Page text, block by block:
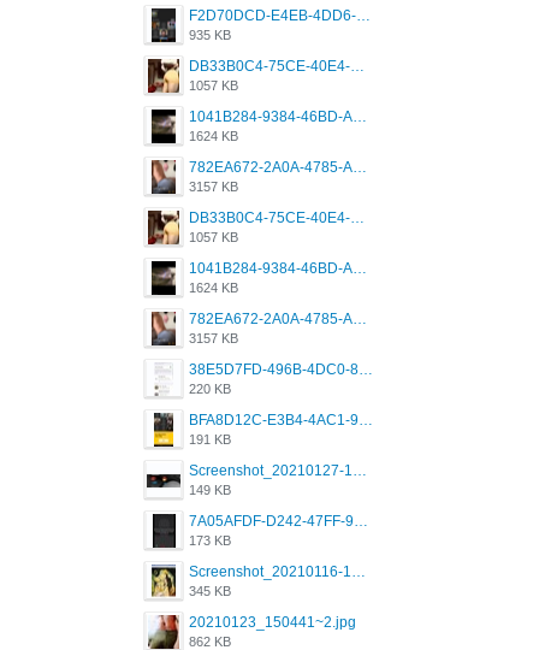
F2D70DCD-E4EB-4DD6-B5E2-B307012546D7.png
935 KB
DB33B0C4-75CE-40E4-A6AC-0197671C4DF7.jpeg
1057 KB
1041B284-9384-46BD-A8D2-2905F5837CAA.png
1624 KB
782EA672-2A0A-4785-A337-4340E4AFEE7A.png
3157 KB
DB33B0C4-75CE-40E4-A6AC-0197671C4DF7.jpeg
1057 KB
1041B284-9384-46BD-A8D2-2905F5837CAA.png
1624 KB
782EA672-2A0A-4785-A337-4340E4AFEE7A.png
3157 KB
38E5D7FD-496B-4DC0-8693-3830613F02E3.jpeg
220 KB
BFA8D12C-E3B4-4AC1-945A-A4F53D5ECE14.jpeg
191 KB
Screenshot_20210127-191056_Grindr.jpg
149 KB
7A05AFDF-D242-47FF-9F52-60B003D0167B.jpeg
173 KB
Screenshot_20210116-102820.jpg
345 KB
20210123_150441~2.jpg
862 KB